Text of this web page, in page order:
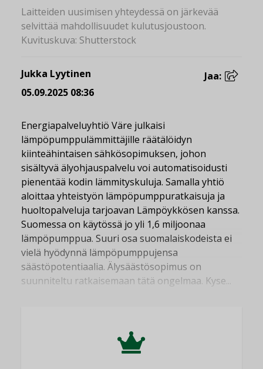
Laitteiden uusimisen yhteydessä on järkevää
selvittää mahdollisuudet kulutusjoustoon.
Kuvituskuva: Shutterstock
Jukka Lyytinen
05.09.2025 08:36
Jaa:
Energiapalveluyhtiö Väre julkaisi
lämpöpumppulämmittäjille räätälöidyn
kiinteähintaisen sähkösopimuksen, johon
sisältyvä älyohjauspalvelu voi automatisoidusti
pienentää kodin lämmityskuluja. Samalla yhtiö
aloittaa yhteistyön lämpöpumppuratkaisuja ja
huoltopalveluja tarjoavan Lämpöykkösen kanssa.
Suomessa on käytössä jo yli 1,6 miljoonaa
lämpöpumppua. Suuri osa suomalaiskodeista ei
vielä hyödynnä lämpöpumppujensa
säästöpotentiaalia. Älysäästösopimus on
suunniteltu ratkaisemaan tätä ongelmaa. Kyse...